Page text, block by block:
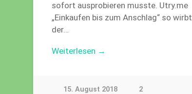
sofort ausprobieren musste. Utry.me
„Einkaufen bis zum Anschlag“ so wirbt
der…
Weiterlesen →
15. August 2018 2